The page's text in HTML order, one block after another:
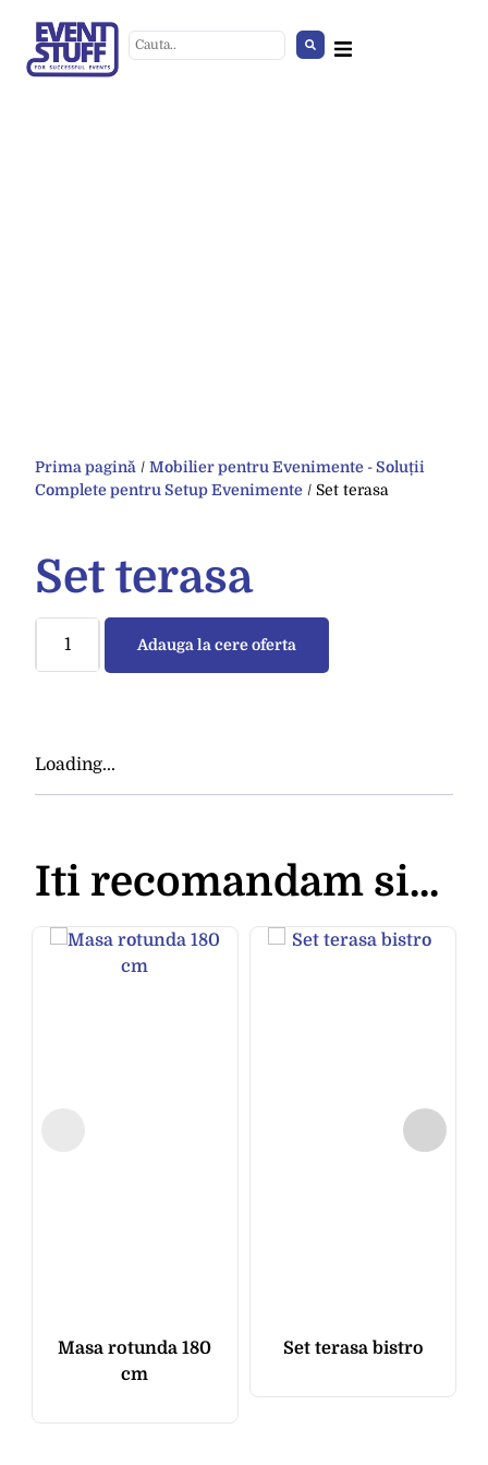
Prima pagină / Mobilier pentru Evenimente - Soluții
Complete pentru Setup Evenimente / Set terasa
Set terasa
Adauga la cere oferta
Loading...
Iti recomandam si...
Masa rotunda 180
cm
Set terasa bistro